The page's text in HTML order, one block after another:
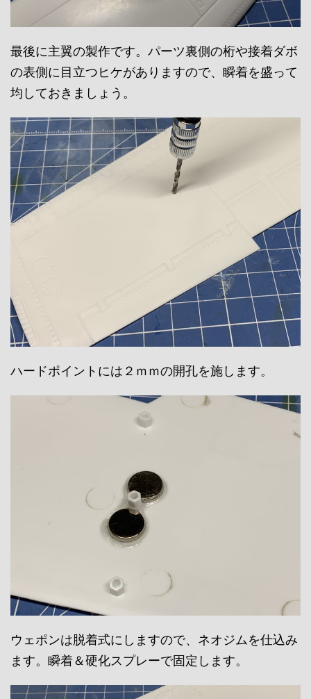
最後に主翼の製作です。パーツ裏側の桁や接着ダボ
の表側に目立つヒケがありますので、瞬着を盛って
均しておきましょう。
ハードポイントには２ｍｍの開孔を施します。
ウェポンは脱着式にしますので、ネオジムを仕込み
ます。瞬着＆硬化スプレーで固定します。